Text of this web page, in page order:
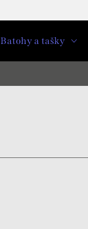
Batohy a tašky